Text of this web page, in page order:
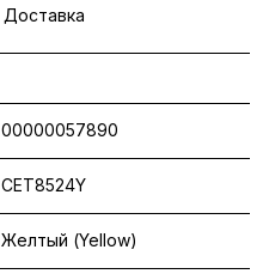
Доставка
00000057890
CET8524Y
Желтый (Yellow)